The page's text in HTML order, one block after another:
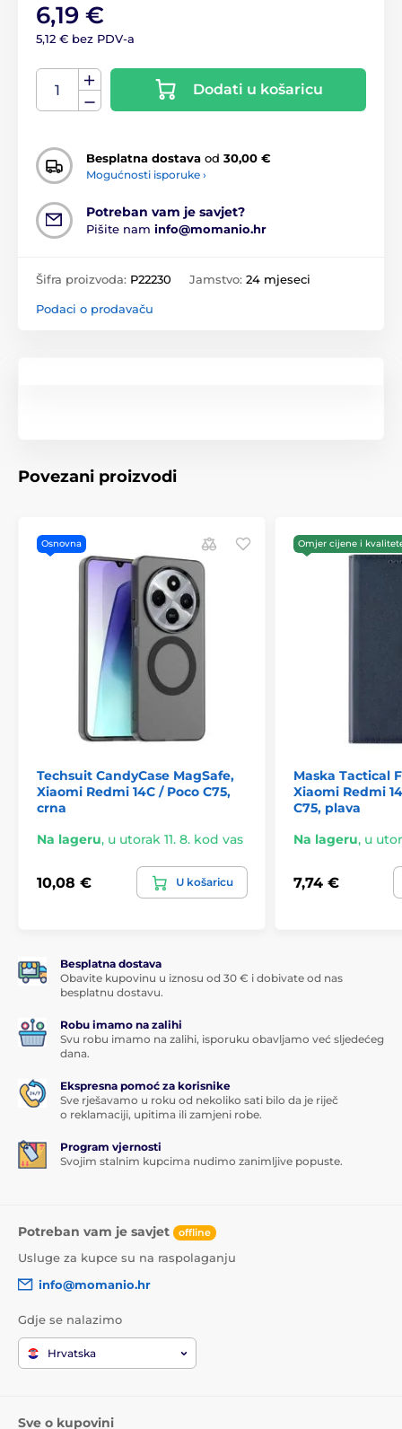
6,19 €
5,12 € bez PDV-a
Dodati u košaricu
Besplatna dostava od 30,00 €
Mogućnosti isporuke ›
Potreban vam je savjet?
Pišite nam info@momanio.hr
Šifra proizvoda: P22230 Jamstvo: 24 mjeseci
Podaci o prodavaču
Povezani proizvodi
Osnovna
Techsuit CandyCase MagSafe,
Xiaomi Redmi 14C / Poco C75,
crna
Na lageru, u utorak 11. 8. kod vas
10,08 € U košaricu
Omjer cijene i
Maska Tactical
Xiaomi Redmi
C75, plava
Na lageru, u
7,74 €
Besplatna dostava
Obavite kupovinu u iznosu od 30 € i dobivate od nas
besplatnu dostavu.
Robu imamo na zalihi
Svu robu imamo na zalihi, isporuku obavljamo već sljedećeg
dana.
Ekspresna pomoć za korisnike
Sve rješavamo u roku od nekoliko sati bilo da je riječ
o reklamaciji, upitima ili zamjeni robe.
Program vjernosti
Svojim stalnim kupcima nudimo zanimljive popuste.
Potreban vam je savjet offline
Usluge za kupce su na raspolaganju
info@momanio.hr
Gdje se nalazimo
Hrvatska
Sve o kupovini